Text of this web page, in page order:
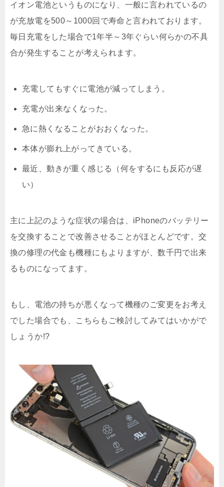
イオン電池というものになり、一般に言われているの
が充放電を500～1000回で寿命と言われております。
毎日充電をした場合で1年半～3年ぐらい何らかの不具
合が発生することが考えられます。
充電してもすぐに電池が減ってしまう。
充電が出来なくなった。
急に熱くなることがおおくなった。
本体が膨れ上がってきている。
最近、動きが重く感じる（何をするにも反応が遅
い）
主に上記のような症状の場合は、iPhoneのバッテリー
を交換することで改善させることがほとんどです。交
換の修理の代金も機種にもよりますが、数千円で出来
るものになってます。
もし、電池の持ちが悪くなって機種のご変更をお考え
でした場合でも、こちらもご検討してみてはいかがで
しょうか!?